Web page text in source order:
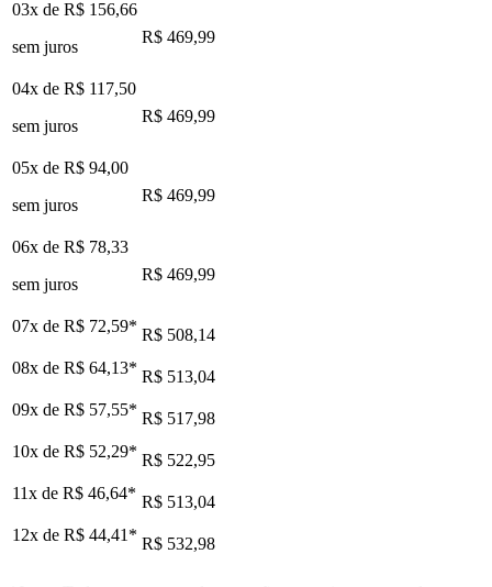
03x de R$ 156,66
sem juros
R$ 469,99
04x de R$ 117,50
sem juros
R$ 469,99
05x de R$ 94,00
sem juros
R$ 469,99
06x de R$ 78,33
sem juros
R$ 469,99
07x de R$ 72,59* R$ 508,14
08x de R$ 64,13* R$ 513,04
09x de R$ 57,55* R$ 517,98
10x de R$ 52,29* R$ 522,95
11x de R$ 46,64* R$ 513,04
12x de R$ 44,41 * R$ 532,98